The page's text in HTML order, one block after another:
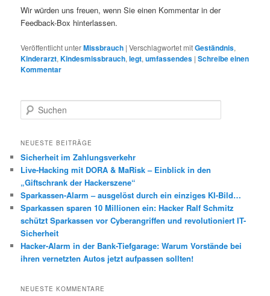
Wir würden uns freuen, wenn Sie einen Kommentar in der
Feedback-Box hinterlassen.
Veröffentlicht unterMissbrauch |Verschlagwortet mitGeständnis,
Kinderarzt,Kindesmissbrauch,legt,umfassendes |Schreibe einen
Kommentar
u
h
n
NEUESTE BEITRÄGE
Sicherheit im Zahlungsverkehr
Live-Hacking mit DORA & MaRisk – Einblick in den
„Giftschrank der Hackerszene“
Sparkassen-Alarm – ausgelöst durch ein einziges KI-Bild…
Sparkassen sparen 10 Millionen ein: Hacker Ralf Schmitz
schützt Sparkassen vor Cyberangriffen und revolutioniert IT-
Sicherheit
Hacker-Alarm in der Bank-Tiefgarage: Warum Vorstände bei
ihren vernetzten Autos jetzt aufpassen sollten!
NEUESTE KOMMENTARE